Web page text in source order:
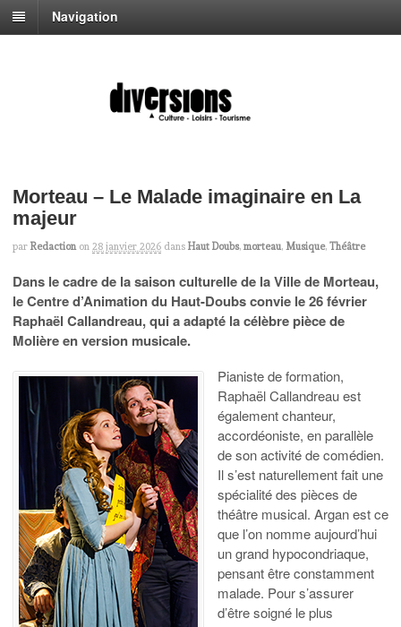
Navigation
Morteau – Le Malade imaginaire en La
majeur
par Redaction on 28 janvier 2026 dans Haut Doubs, morteau, Musique, Théâtre
Dans le cadre de la saison culturelle de la Ville de Morteau,
le Centre d’Animation du Haut-Doubs convie le 26 février
Raphaël Callandreau, qui a adapté la célèbre pièce de
Molière en version musicale.
Pianiste de formation,
Raphaël Callandreau est
également chanteur,
accordéoniste, en parallèle
de son activité de comédien.
Il s’est naturellement fait une
spécialité des pièces de
théâtre musical. Argan est ce
que l’on nomme aujourd’hui
un grand hypocondriaque,
pensant être constamment
malade. Pour s’assurer
d’être soigné le plus